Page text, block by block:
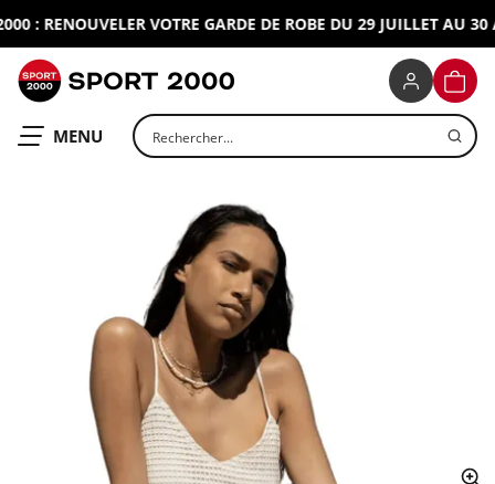
: RENOUVELER VOTRE GARDE DE ROBE DU 29 JUILLET AU 30
OUVRIR LE
MENU Rechercher un produit